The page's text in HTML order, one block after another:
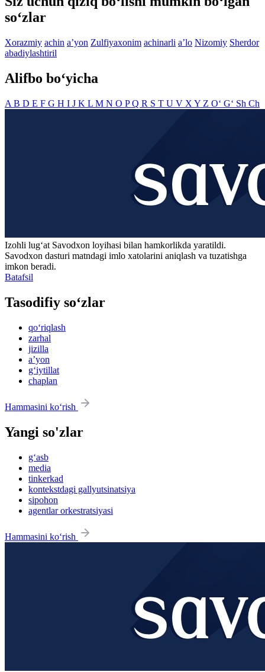
so‘zlar
Xorazmiy achin aʼyon Zulfiyaxonim achinarli aʼlo Nizomiy Sherdor
abadiylashtiril
Alifbo bo‘yicha
A B D E F G H I J K L M N O PQ R S T U V X Y Z O‘ G‘ Sh Ch
Izohli lugʻat Savodxon loyihasi bilan hamkorlikda yaratildi.
Savodxon dasturi matndagi imlo xatolarini aniqlash va tuzatishga
imkon beradi.
Batafsil
Tasodifiy so‘zlar
qo‘riqlash
zarhal
jizilla
aʼyon
g‘iytillat
chaplan
Hammasini ko‘rish
Yangi so'zlar
g‘asb
media
tinkerkad
kontekstdagi gallyutsinatsiya
sipohon
agentlar orkestratsiyasi
Hammasini ko‘rish